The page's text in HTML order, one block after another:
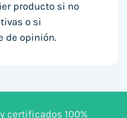
producto si no
o si
de opinión.
certificados 100%